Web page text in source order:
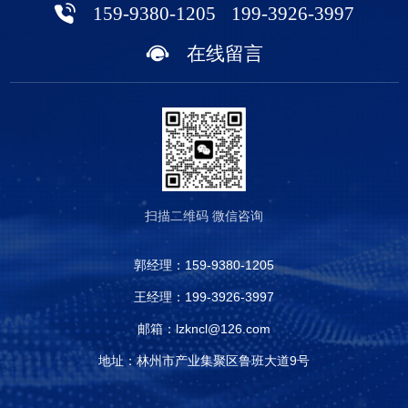
159-9380-1205 199-3926-3997
在线留言
扫描二维码 微信咨询
郭经理： 159-9380-1205
王经理： 199-3926-3997
邮箱：lzkncl@126.com
地址：林州市产业集聚区鲁班大道9号